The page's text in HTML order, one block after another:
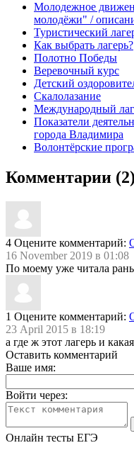
Молодежное
молодёжи" /
Туристический
Как выбрать лагерь?
По­лот­но По­беды
Веревочный курс
Детский
Cкалолазание
Международный
Показатели
города Владимира
Волонтёрские
Комментарии (2)
4 Оцените комментарий:
16 November 2019 в 01:08
По моему уже читала
1 Оцените комментарий:
23 April 2015 в 18:19
а где ж этот лагерь и
Оставить комментарий
Ваше имя:
Войти через:
Онлайн тесты ЕГЭ